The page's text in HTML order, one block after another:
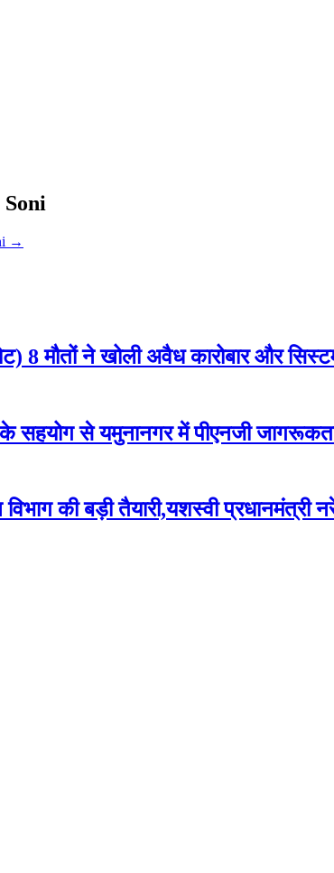
→
8 मौतों ने खोली अवैध कारोबार और
सहयोग से यमुनानगर में पीएनजी
की बड़ी तैयारी,यशस्वी प्रधानमंत्री